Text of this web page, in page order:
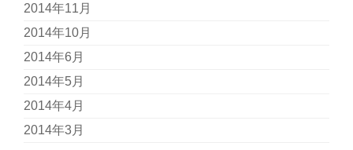
2014年11月
2014年10月
2014年6月
2014年5月
2014年4月
2014年3月